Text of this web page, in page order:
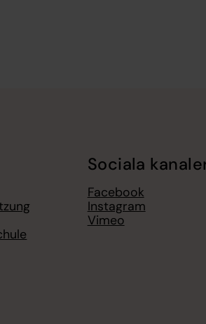
Sociala
Facebook
Instagram
Vimeo